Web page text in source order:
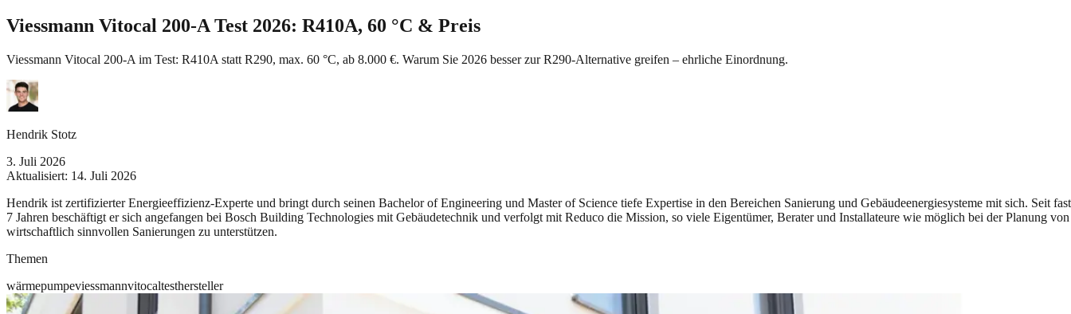
Viessmann Vitocal 200-A Test 2026: R410A, 60 °C & Preis
Viessmann Vitocal 200-A im Test: R410A statt R290, max. 60 °C, ab 8.000 €. Warum Sie 2026 besser zur R290-Alternative greifen – ehrliche Einordnung.
Hendrik Stotz
3. Juli 2026
Aktualisiert: 14. Juli 2026
Hendrik ist zertifizierter Energieeffizienz-Experte und bringt durch seinen Bachelor of Engineering und Master of Science tiefe Expertise in den Bereichen Sanierung und Gebäudeenergiesysteme mit sich. Seit fast
7 Jahren beschäftigt er sich angefangen bei Bosch Building Technologies mit Gebäudetechnik und verfolgt mit Reduco die Mission, so viele Eigentümer, Berater und Installateure wie möglich bei der Planung von
wirtschaftlich sinnvollen Sanierungen zu unterstützen.
Themen
wärmepumpeviessmannvitocaltesthersteller